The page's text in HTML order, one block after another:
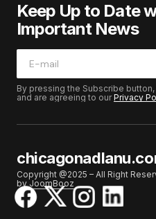
Keep Up to Date
Important News
By pressing the Subscribe
and are agreeing to ourPrivacy
Copyright @2025 – All Right
byJoomBooz